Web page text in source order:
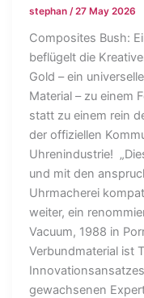
stephan/27 May 2026
Composites Bush:
beflügelt die
Gold – ein
Material – zu einem
statt zu einem rein
der offiziellen
Uhrenindustrie!
und mit den
Uhrmacherei
weiter, ein
Vacuum, 1988 in
Verbundmaterial ist
gewachsenen